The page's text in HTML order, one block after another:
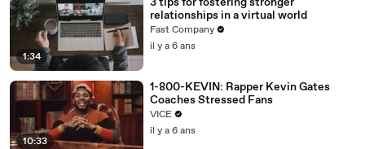
1:34
relationships in a virtual world
Fast Company
il y a 6 ans
10:33
1-800-KEVIN: Rapper Kevin Gates
Coaches Stressed Fans
VICE
il y a 6 ans